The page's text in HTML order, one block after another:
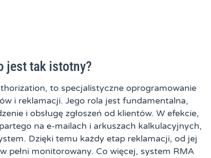
jest tak istotny?
to specjalistyczne oprogramowanie
i reklamacji. Jego rola jest fundamentalna,
i obsługę zgłoszeń od klientów. W efekcie,
na e-mailach i arkuszach kalkulacyjnych,
Dzięki temu każdy etap reklamacji, od jej
pełni monitorowany. Co więcej, system RMA